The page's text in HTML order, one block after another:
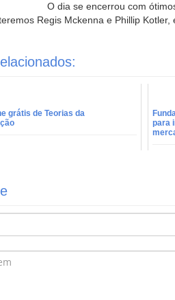
O dia se encerrou com
Regis Mckenna e Phillip
grátis de Teorias da
para